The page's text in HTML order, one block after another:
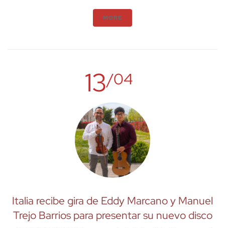
MORE
13/04
Italia recibe gira de Eddy Marcano y Manuel
Trejo Barrios para presentar su nuevo disco